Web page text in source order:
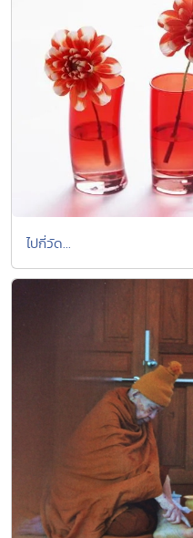
ไปกี่วัด...